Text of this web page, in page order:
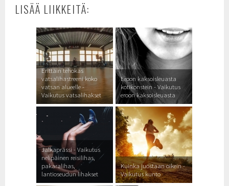
LISÄÄ LIIKKEITÄ:
Erittäin tehokas
vatsalihastreeni koko
vatsan alueelle -
Vaikutus vatsalihakset
Eroon kaksoisleuasta
kotikonstein - Vaikutus
eroon kaksoisleuasta
Jalkaprässi - Vaikutus
nelipäinen reisilihas,
pakaralihas,
lantioseudun lihakset
Kuinka juostaan oikein -
Vaikutus kunto